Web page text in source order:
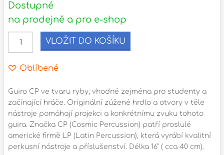
Adresa
Seifertova 69,
Praha 3 - 130 00 (mapa)
tel.: +420 222 782 732
email: prodejna@bici.cz
Otevírací doba
pondělí – pátek :10:00 – 18:00
sobota :ZAVŘENO
Dostupné
na prodejně a pro e-shop
VLOŽIT DO KOŠÍKU
Oblíbené
Guiro CP ve tvaru ryby, vhodné zejména pro studenty a
začínající hráče. Originální zúžené hrdlo a otvory v těle
nástroje pomáhají projekci a konkrétnímu zvuku tohoto
guira. Značka CP (Cosmic Percussion) patří proslulé
americké firmě LP (Latin Percussion), která vyrábí kvalitní
perkusní nástroje a příslušenství. Délka 16" ( cca 40 cm).